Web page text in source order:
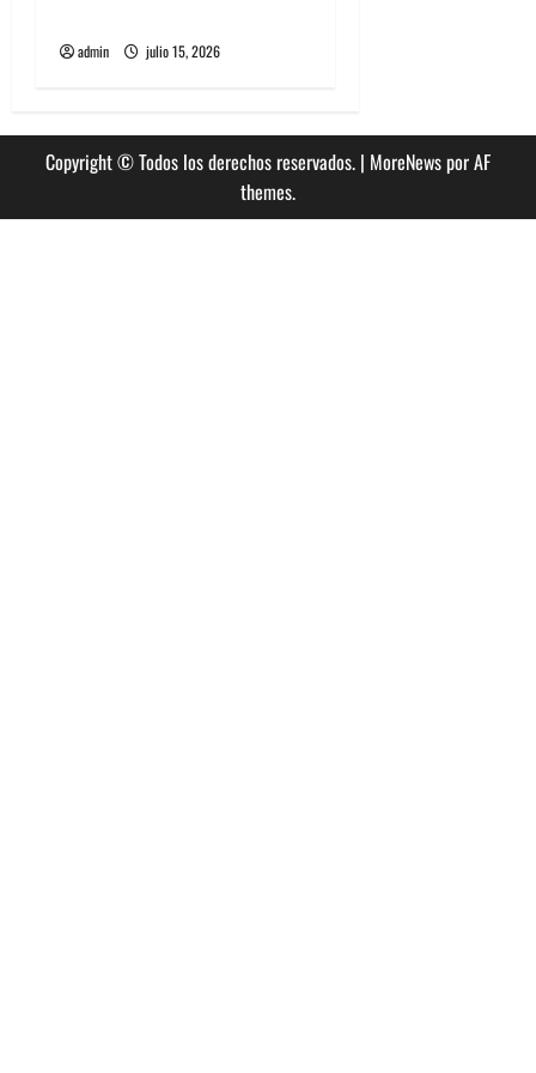
admin julio 15, 2026
Copyright © Todos los derechos reservados. | MoreNewspor AF
themes.